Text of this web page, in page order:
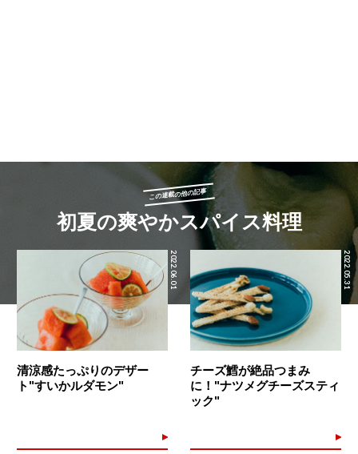
この連載の他の記事
初夏の爽やかスパイス料理
2022.06.01
清涼感たっぷりのデザー
ト"すいかルダモン"
2022.05.31
チーズ鱈が絶品つまみ
に！"ナツメグチーズスティ
ック"